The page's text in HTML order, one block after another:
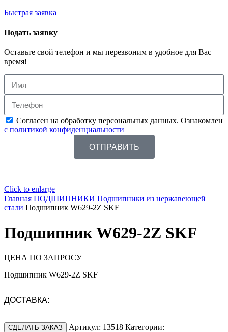
Быстрая заявка
Подать заявку
Оставьте свой телефон и мы перезвоним в удобное для Вас
время!
Согласен на обработку персональных данных. Ознакомлен
с политикой конфиденциальности
ОТПРАВИТЬ
Click to enlarge
Главная ПОДШИПНИКИ Подшипники из нержавеющей
стали Подшипник W629-2Z SKF
Подшипник W629-2Z SKF
ЦЕНА ПО ЗАПРОСУ
Подшипник W629-2Z SKF
ДОСТАВКА:
СДЕЛАТЬ ЗАКАЗ Артикул: 13518 Категории: